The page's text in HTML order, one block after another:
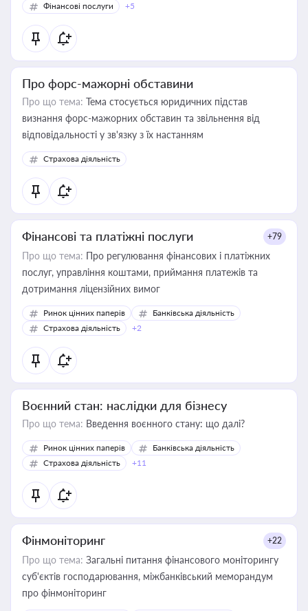
Фінансові послуги
+5
Про форс-мажорні обставини
Про що тема: Тема стосується юридичних підстав
визнання форс-мажорних обставин та звільнення від
відповідальності у зв'язку з їх настанням
Страхова діяльність
Фінансові та платіжні послуги +79
Про що тема: Про регулювання фінансових і платіжних
послуг, управління коштами, приймання платежів та
дотримання ліцензійних вимог
Ринок цінних паперів
Банківська діяльність
Страхова діяльність
+2
Воєнний стан: наслідки для бізнесу
Про що тема: Введення воєнного стану: що далі?
Ринок цінних паперів
Банківська діяльність
Страхова діяльність
+11
Фінмоніторинг +22
Про що тема: Загальні питання фінансового моніторингу
суб'єктів господарювання, міжбанківський меморандум
про фінмоніторинг